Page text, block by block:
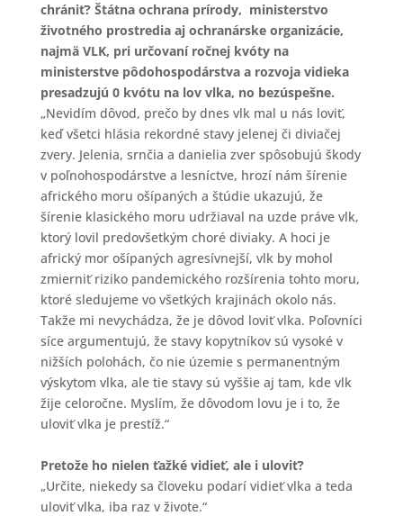
chrániť? Štátna ochrana prírody, ministerstvo
životného prostredia aj ochranárske organizácie,
najmä VLK, pri určovaní ročnej kvóty na
ministerstve pôdohospodárstva a rozvoja vidieka
presadzujú 0 kvótu na lov vlka, no bezúspešne.
„Nevidím dôvod, prečo by dnes vlk mal u nás loviť,
keď všetci hlásia rekordné stavy jelenej či diviačej
zvery. Jelenia, srnčia a danielia zver spôsobujú škody
v poľnohospodárstve a lesníctve, hrozí nám šírenie
afrického moru ošípaných a štúdie ukazujú, že
šírenie klasického moru udržiaval na uzde práve vlk,
ktorý lovil predovšetkým choré diviaky. A hoci je
africký mor ošípaných agresívnejší, vlk by mohol
zmierniť riziko pandemického rozšírenia tohto moru,
ktoré sledujeme vo všetkých krajinách okolo nás.
Takže mi nevychádza, že je dôvod loviť vlka. Poľovníci
síce argumentujú, že stavy kopytníkov sú vysoké v
nižších polohách, čo nie územie s permanentným
výskytom vlka, ale tie stavy sú vyššie aj tam, kde vlk
žije celoročne. Myslím, že dôvodom lovu je i to, že
uloviť vlka je prestíž.“
Pretože ho nielen ťažké vidieť, ale i uloviť?
„Určite, niekedy sa človeku podarí vidieť vlka a teda
uloviť vlka, iba raz v živote.“